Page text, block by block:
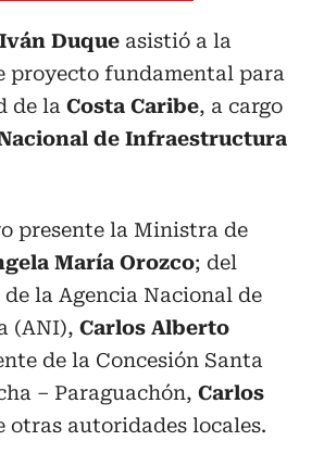
Duque asistió a la
proyecto fundamental para
de la Costa Caribe, a cargo
de Infraestructura
presente la Ministra de
María Orozco; del
la Agencia Nacional de
(ANI), Carlos Alberto
de la Concesión Santa
– Paraguachón, Carlos
otras autoridades locales.